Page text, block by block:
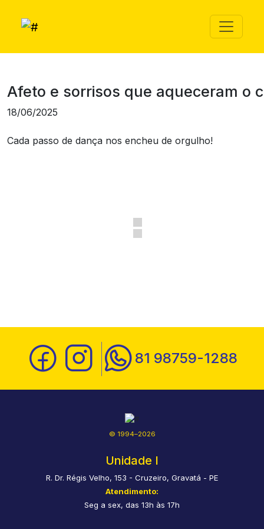
Afeto e sorrisos que aqueceram o
18/06/2025
Cada passo de dança nos encheu de orgulho!
81 98759-1288
© 1994–2026
Unidade I
R. Dr. Régis Velho, 153 - Cruzeiro, Gravatá - PE
Atendimento:
Seg a sex, das 13h às 17h